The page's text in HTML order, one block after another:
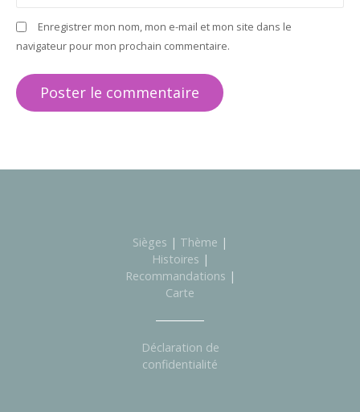
Enregistrer mon nom, mon e-mail et mon site dans le
navigateur pour mon prochain commentaire.
Sièges | Thème |
Histoires |
Recommandations |
Carte
Déclaration de
confidentialité